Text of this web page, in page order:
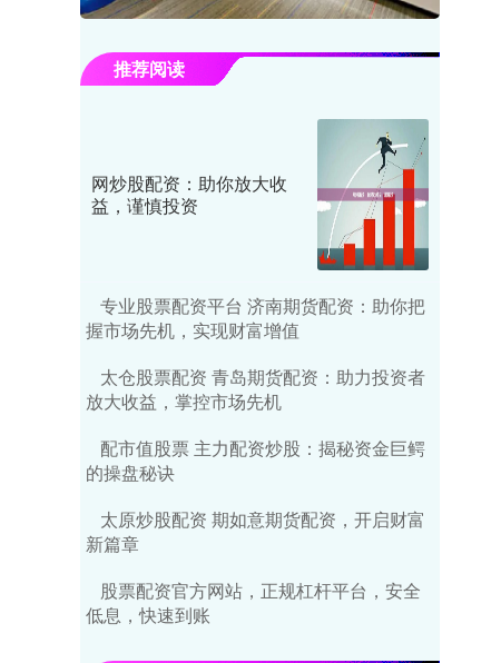
推荐阅读
网炒股配资：助你放大收
益，谨慎投资
专业股票配资平台 济南期货配资：助你把
握市场先机，实现财富增值
太仓股票配资 青岛期货配资：助力投资者
放大收益，掌控市场先机
配市值股票 主力配资炒股：揭秘资金巨鳄
的操盘秘诀
太原炒股配资 期如意期货配资，开启财富
新篇章
股票配资官方网站，正规杠杆平台，安全
低息，快速到账